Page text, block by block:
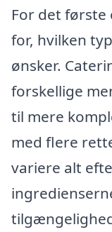
For det
for, hvilken
ønsker.
forskellige
til mere
med flere
variere alt